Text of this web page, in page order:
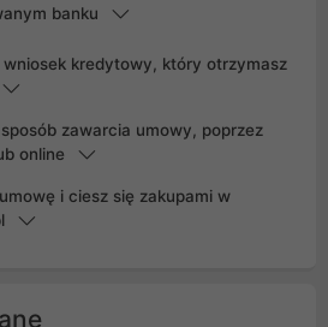
banku
wniosek kredytowy, który otrzymasz
zawarcia umowy, poprzez
online
i ciesz się zakupami w